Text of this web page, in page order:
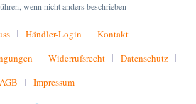
wenn nicht anders beschrieben
Händler-Login
Kontakt
Widerrufsrecht
Datenschutz
AGB
Impressum